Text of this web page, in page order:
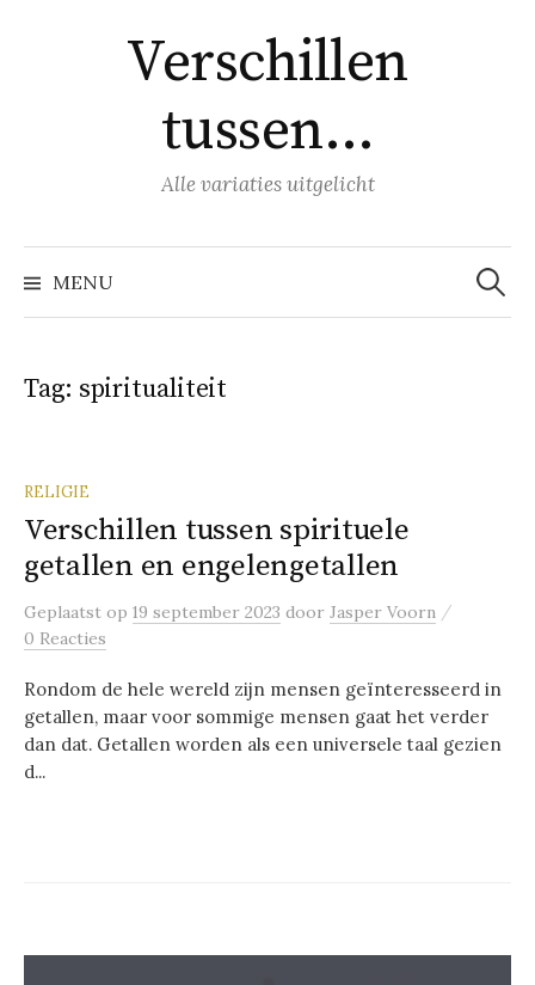
Verschillen
tussen…
Alle variaties uitgelicht
MENU
Zoeken
naar:
Tag: spiritualiteit
RELIGIE
Verschillen tussen spirituele
getallen en engelengetallen
Geplaatst op 19 september 2023 door Jasper Voorn /
0 Reacties
Rondom de hele wereld zijn mensen geïnteresseerd in
getallen, maar voor sommige mensen gaat het verder
dan dat. Getallen worden als een universele taal gezien
d...